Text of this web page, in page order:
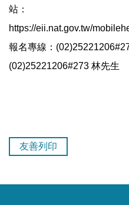
站：
https://eii.nat.gov.tw/
報名專線：
(02)25221206#273 林先生
友善列印